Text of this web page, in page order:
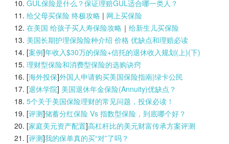
GUL保险是什么？保证理赔GUL适合哪一类人？
给父母买保险 终极攻略| 网上买保险
在美国 给孩子买人寿保险攻略｜ 给新生儿买保险
美国长期护理保险险种介绍 价格 优缺点和理赔必读
[案例]年收入$30万的保险+信托的退休收入规划(上)(下)
理财型保险和消费型保险的选购诀窍
[海外投保]外国人申请购买美国保险指南|绿卡公民
[退休学院] 美国退休年金保险(Annuity)优缺点？
5个关于美国保险理财的常见问题，投保必读！
[评测]储蓄分红保险 Vs 指数型保险，到底哪个好？
[家庭美元资产配置]高杠杆比的美元财富传承方案评测
[评测]我的保单真的买“对”了吗？